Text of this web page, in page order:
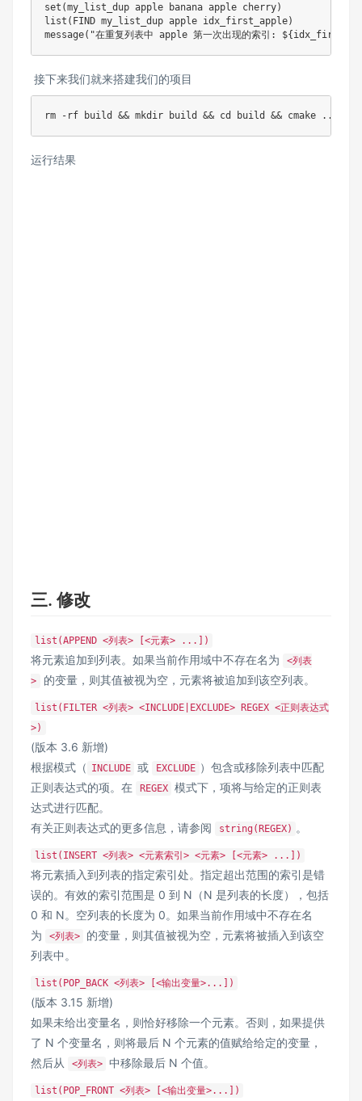
set(my_list_dup apple banana apple cherry)
list(FIND my_list_dup apple idx_first_apple)
接下来我们就来搭建我们的项目
rm -rf build && mkdir build && cd build && cmake ..
运行结果
三. 修改
list(APPEND <列表> [<元素> ...])
将元素追加到列表。如果当前作用域中不存在名为
<列表
>
的变量，则其值被视为空，元素将被追加到该空列表。
list(FILTER <列表> <INCLUDE|EXCLUDE> REGEX <正则表达式
>)
(版本 3.6 新增)
根据模式（ INCLUDE 或 EXCLUDE ）包含或移除列表中匹配
正则表达式的项。在
REGEX 模式下，项将与给定的正则表
达式进行匹配。
有关正则表达式的更多信息，请参阅
string(REGEX) 。
list(INSERT <列表> <元素索引> <元素> [<元素> ...])
将元素插入到列表的指定索引处。指定超出范围的索引是错
误的。有效的索引范围是 0 到 N（N 是列表的长度），包括
0 和 N。空列表的长度为 0。如果当前作用域中不存在名
为
<列表>
的变量，则其值被视为空，元素将被插入到该空
列表中。
list(POP_BACK <列表> [<输出变量>...])
(版本 3.15 新增)
如果未给出变量名，则恰好移除一个元素。否则，如果提供
了 N 个变量名，则将最后 N 个元素的值赋给给定的变量，
然后从
<列表> 中移除最后 N 个值。
list(POP_FRONT <列表> [<输出变量>...])